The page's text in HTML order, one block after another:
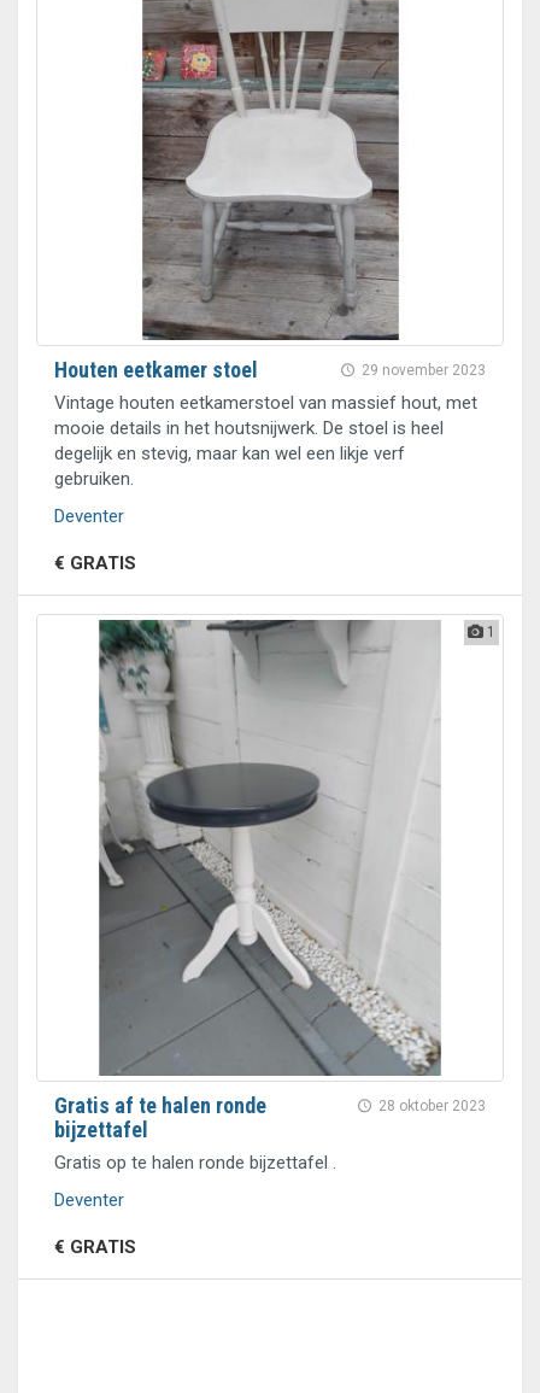
29 november 2023
Houten eetkamer stoel
Vintage houten eetkamerstoel van massief hout, met
mooie details in het houtsnijwerk. De stoel is heel
degelijk en stevig, maar kan wel een likje verf
gebruiken.
Deventer
€ GRATIS
1
28 oktober 2023
Gratis af te halen ronde
bijzettafel
Gratis op te halen ronde bijzettafel .
Deventer
€ GRATIS